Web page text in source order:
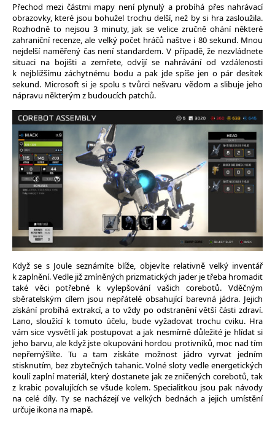
Přechod mezi částmi mapy není plynulý a probíhá přes nahrávací
obrazovky, které jsou bohužel trochu delší, než by si hra zasloužila.
Rozhodně to nejsou 3 minuty, jak se velice zručně ohání některé
zahraniční recenze, ale velký počet hráčů naštve i 80 sekund. Mnou
nejdelší naměřený čas není standardem. V případě, že nezvládnete
situaci na bojišti a zemřete, odvíjí se nahrávání od vzdálenosti
k nejbližšímu záchytnému bodu a pak jde spíše jen o pár desítek
sekund. Microsoft si je spolu s tvůrci nešvaru vědom a slibuje jeho
nápravu některým z budoucích patchů.
Když se s Joule seznámíte blíže, objevíte relativně velký inventář
k zaplnění. Vedle již zmíněných prizmatických jader je třeba hromadit
také věci potřebné k vylepšování vašich corebotů. Vděčným
sběratelským cílem jsou nepřátelé obsahující barevná jádra. Jejich
získání probíhá extrakcí, a to vždy po odstranění větší části zdraví.
Lano, sloužící k tomuto účelu, bude vyžadovat trochu cviku. Hra
vám sice vysvětlí jak postupovat a jak nesmírně důležité je hlídat si
jeho barvu, ale když jste okupováni hordou protivníků, moc nad tím
nepřemýšlíte. Tu a tam získáte možnost jádro vyrvat jedním
stisknutím, bez zbytečných tahanic. Volné sloty vedle energetických
koulí zaplní materiál, který dostanete jak ze zničených corebotů, tak
z krabic povalujících se všude kolem. Specialitkou jsou pak návody
na celé díly. Ty se nacházejí ve velkých bednách a jejich umístění
určuje ikona na mapě.